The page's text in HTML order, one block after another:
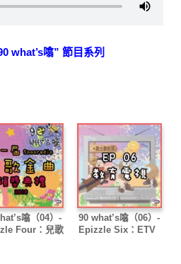
what’s噏” 節目系列
噏（04）-
Four：兒歌
90 what’s噏（06）-
Epizzle Six：ETV